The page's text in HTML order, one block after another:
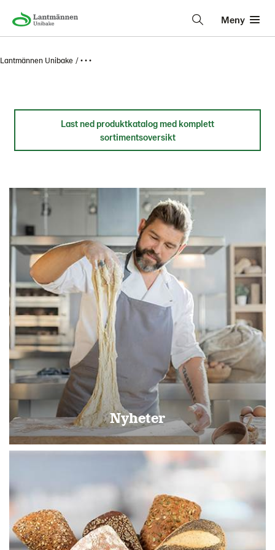
Meny
Lantmännen Unibake • • •
Last ned produktkatalog med komplett
sortimentsoversikt
Nyheter